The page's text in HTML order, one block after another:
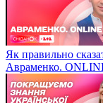
Як правильно
Авраменко.